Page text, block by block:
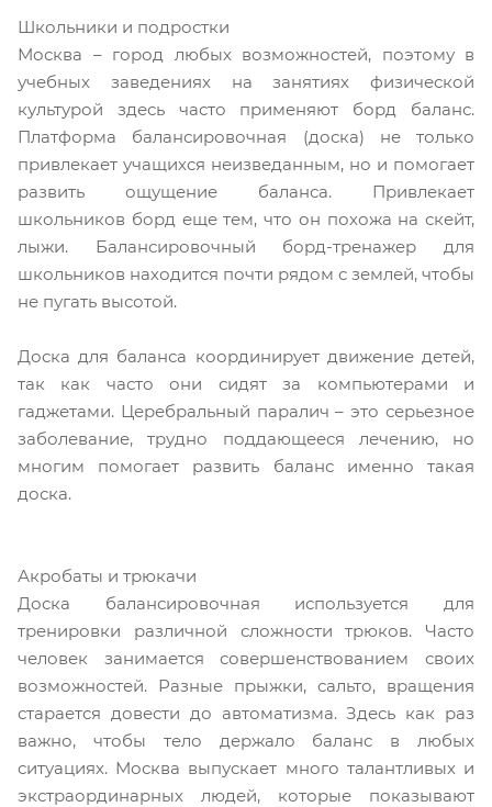
Школьники и подростки
Москва – город любых возможностей, поэтому в
учебных заведениях на занятиях физической
культурой здесь часто применяют борд баланс.
Платформа балансировочная (доска) не только
привлекает учащихся неизведанным, но и помогает
развить ощущение баланса. Привлекает
школьников борд еще тем, что он похожа на скейт,
лыжи. Балансировочный борд-тренажер для
школьников находится почти рядом с землей, чтобы
не пугать высотой.
Доска для баланса координирует движение детей,
так как часто они сидят за компьютерами и
гаджетами. Церебральный паралич – это серьезное
заболевание, трудно поддающееся лечению, но
многим помогает развить баланс именно такая
доска.
Акробаты и трюкачи
Доска балансировочная используется для
тренировки различной сложности трюков. Часто
человек занимается совершенствованием своих
возможностей. Разные прыжки, сальто, вращения
старается довести до автоматизма. Здесь как раз
важно, чтобы тело держало баланс в любых
ситуациях. Москва выпускает много талантливых и
экстраординарных людей, которые показывают